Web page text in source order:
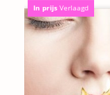
In prijs Verlaagd